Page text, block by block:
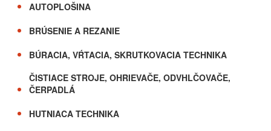
AUTOPLOŠINA
BRÚSENIE A REZANIE
BÚRACIA, VŔTACIA, SKRUTKOVACIA TECHNIKA
ČISTIACE STROJE, OHRIEVAČE, ODVHLČOVAČE,
ČERPADLÁ
HUTNIACA TECHNIKA